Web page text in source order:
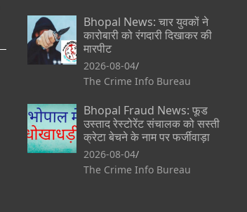
Bhopal News: चार युवकों ने
कारोबारी को रंगदारी दिखाकर की
मारपीट
2026-08-04
The Crime Info Bureau
Bhopal Fraud News: फूड
उस्ताद रेस्टोरेंट संचालक को सस्ती
क्रेटा बेचने के नाम पर फर्जीवाड़ा
2026-08-04
The Crime Info Bureau